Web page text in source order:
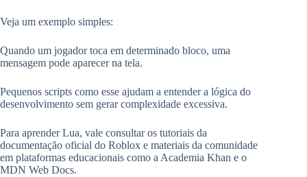
Veja um exemplo simples:
Quando um jogador toca em determinado bloco, uma
mensagem pode aparecer na tela.
Pequenos scripts como esse ajudam a entender a lógica do
desenvolvimento sem gerar complexidade excessiva.
Para aprender Lua, vale consultar os tutoriais da
documentação oficial do Roblox e materiais da comunidade
em plataformas educacionais como a Academia Khan e o
MDN Web Docs.